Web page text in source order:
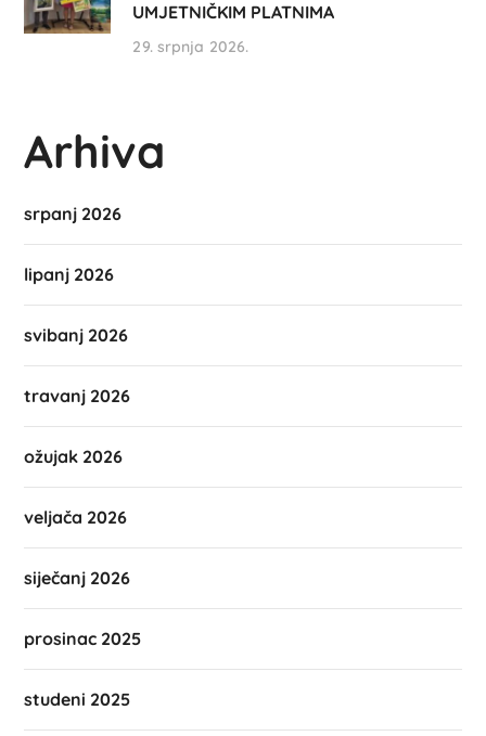
UMJETNIČKIM PLATNIMA
29. srpnja 2026.
Arhiva
srpanj 2026
lipanj 2026
svibanj 2026
travanj 2026
ožujak 2026
veljača 2026
siječanj 2026
prosinac 2025
studeni 2025